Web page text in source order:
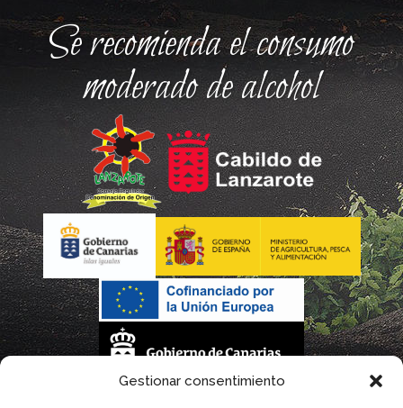
Gestionar consentimiento
Se recomienda el consumo
moderado de alcohol